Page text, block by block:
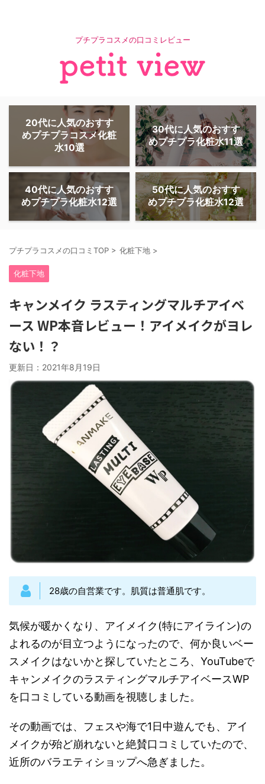
プチプラコスメの口コミレビュー
20代に人気のおすす
めプチプラコスメ化粧
水10選
30代に人気のおすす
めプチプラ化粧水11選
40代に人気のおすす
めプチプラ化粧水12選
50代に人気のおすす
めプチプラ化粧水12選
プチプラコスメの口コミTOP > 化粧下地 >
化粧下地
キャンメイク ラスティングマルチアイベ
ース WP本音レビュー！アイメイクがヨレ
ない！？
更新日： 2021年8月19日
28歳の自営業です。肌質は普通肌です。
気候が暖かくなり、アイメイク(特にアイライン)の
よれるのが目立つようになったので、何か良いベー
スメイクはないかと探していたところ、YouTubeで
キャンメイクのラスティングマルチアイベースWP
を口コミしている動画を視聴しました。
その動画では、フェスや海で1日中遊んでも、アイ
メイクが殆ど崩れないと絶賛口コミしていたので、
近所のバラエティショップへ急ぎました。